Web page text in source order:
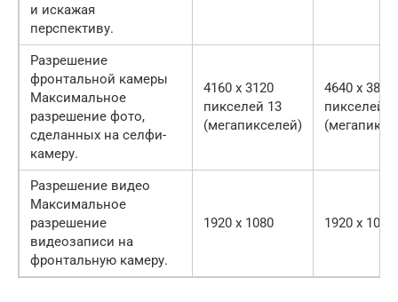
и искажая
перспективу.
Разрешение
фронтальной камеры
Максимальное
разрешение фото,
сделанных на селфи-
камеру.
4160 x 3120
пикселей 13
(мегапикселей)
4640 x 3840
пикселей
Разрешение видео
Максимальное
разрешение
видеозаписи на
фронтальную камеру.
1920 x 1080 1920 x 1080